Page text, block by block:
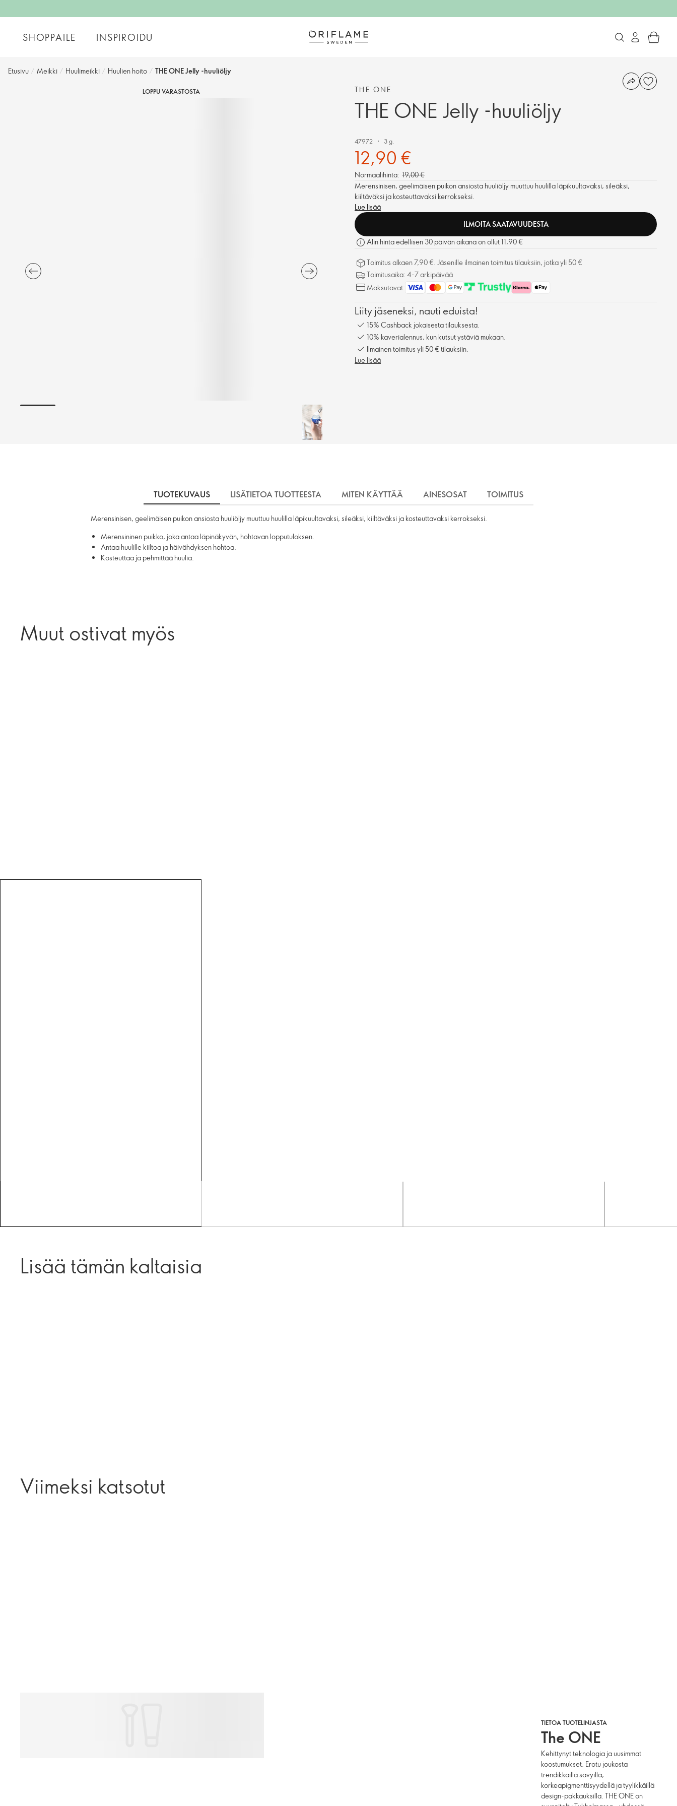
SHOPPAILE INSPIROIDU
Etusivu / Meikki / Huulimeikki / Huulien hoito / THE ONE Jelly -huuliöljy
LOPPU VARASTOSTA THE ONE
THE ONE Jelly -huuliöljy
47972 3 g.
12,90 €
Normaalihinta: 19,00 €
Merensinisen, geelimäisen puikon ansiosta huuliöljy muuttuu huulilla läpikuultavaksi, sileäksi,
kiiltäväksi ja kosteuttavaksi kerrokseksi.
Lue lisää
ILMOITA SAATAVUUDESTA
Alin hinta edellisen 30 päivän aikana on ollut 11,90 €
Toimitus alkaen 7,90 €. Jäsenille ilmainen toimitus tilauksiin, jotka yli 50 €
Toimitusaika: 4-7 arkipäivää
Maksutavat:
Liity jäseneksi, nauti eduista!
15% Cashback jokaisesta tilauksesta.
10% kaverialennus, kun kutsut ystäviä mukaan.
Ilmainen toimitus yli 50 € tilauksiin.
Lue lisää
TUOTEKUVAUS LISÄTIETOA TUOTTEESTA MITEN KÄYTTÄÄ AINESOSAT TOIMITUS
Merensinisen, geelimäisen puikon ansiosta huuliöljy muuttuu huulilla läpikuultavaksi, sileäksi, kiiltäväksi ja kosteuttavaksi kerrokseksi.
Merensininen puikko, joka antaa läpinäkyvän, hohtavan lopputuloksen.
Antaa huulille kiiltoa ja häivähdyksen hohtoa.
Kosteuttaa ja pehmittää huulia.
Muut ostivat myös
Lisää tämän kaltaisia
Viimeksi katsotut
TIETOA TUOTELINJASTA
The ONE
Kehittynyt teknologia ja uusimmat
koostumukset. Erotu joukosta
trendikkäillä sävyillä,
korkeapigmenttisyydellä ja tyylikkäillä
design-pakkauksilla. THE ONE on